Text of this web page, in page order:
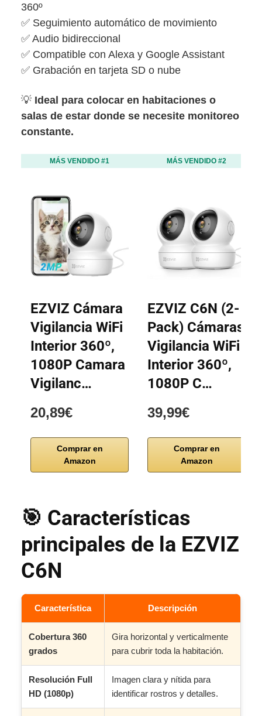
360º
✅ Seguimiento automático de movimiento
✅ Audio bidireccional
✅ Compatible con Alexa y Google Assistant
✅ Grabación en tarjeta SD o nube
💡 Ideal para colocar en habitaciones o
salas de estar donde se necesite monitoreo
constante.
MÁS VENDIDO #1
EZVIZ Cámara
Vigilancia WiFi
Interior 360º,
1080P Camara
Vigilanc…
20,89€
Comprar en
Amazon
MÁS VENDIDO #2
EZVIZ C6N (2-
Pack) Cámaras
Vigilancia WiFi
Interior 360º,
1080P C…
39,99€
Comprar en
Amazon
🎯 Características
principales de la EZVIZ
C6N
Característica Descripción
Cobertura 360
grados
Gira horizontal y verticalmente
para cubrir toda la habitación.
Resolución Full
HD (1080p)
Imagen clara y nítida para
identificar rostros y detalles.